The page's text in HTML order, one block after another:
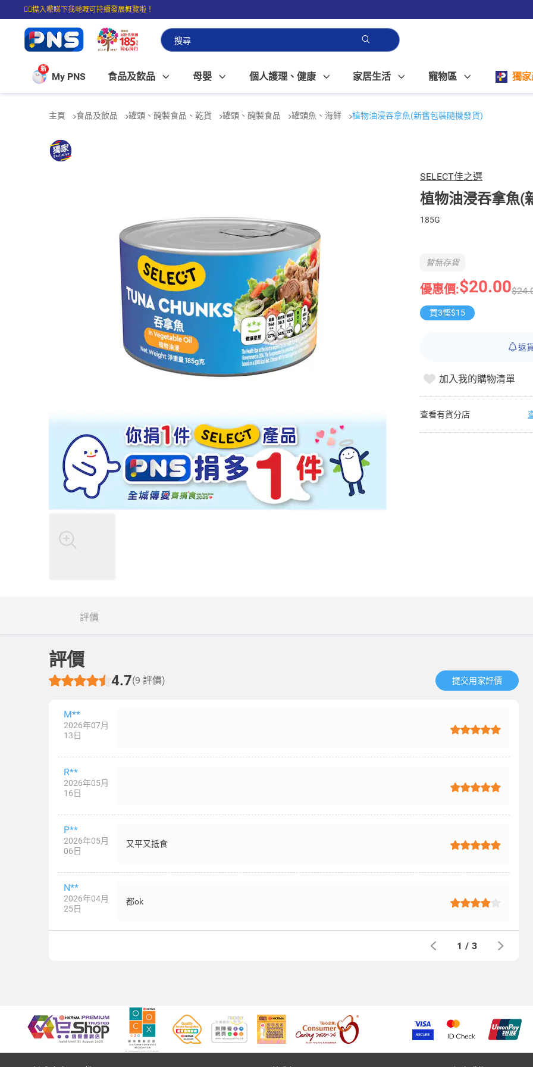
☝🏼㩒入嚟睇下我哋嘅可持續發展概覽啦！
⭐購物滿$399即享免費送貨；滿$100即可免費店取。
新
My PNS 食品及飲品 母嬰 個人護理、健康 家居生活 寵物區 獨
主頁 食品及飲品 罐頭、醃製食品、乾貨 罐頭、醃製食品 罐頭魚、海鮮 植物油浸吞拿魚(新舊包裝隨機發貨)
SELECT佳之選
植物油浸吞拿魚(
185G
優惠價:$20.00
暫無存貨
買3慳$15
返
加入我的購物清單
查看有貨分店
評價
評價
4.7(9 評價) 提交用家評價​
M**
2026年07月
13日
R**
2026年05月
16日
P**
2026年05月
06日
又平又抵食
N**
2026年04月
25日
都ok
1 / 3